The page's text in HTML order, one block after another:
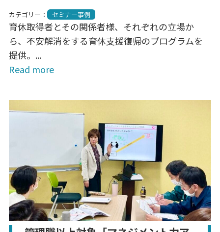
カテゴリー： セミナー事例
育休取得者とその関係者様、それぞれの立場か
ら、不安解消をする育休支援復帰のプログラムを
提供。...
Read more